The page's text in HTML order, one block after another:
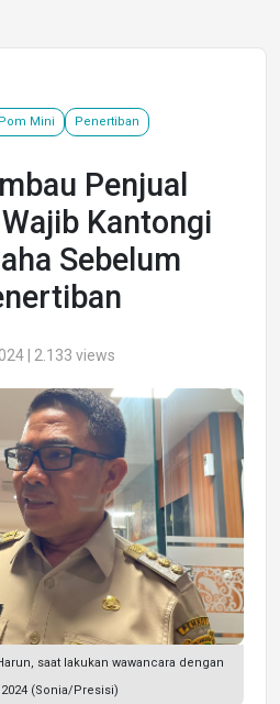
Pom Mini Penertiban
Penjual
Kantongi
Sebelum
| 2.133 views
saat lakukan wawancara dengan
(Sonia/Presisi)